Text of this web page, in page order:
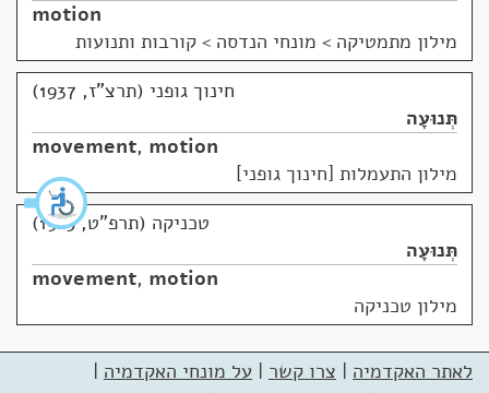
motion
מילון מתמטיקה > מונחי הנדסה > קורבות ותנועות
חינוך גופני (תרצ"ז, 1937)
תְּנוּעָה
movement, motion
מילון התעמלות [חינוך גופני]
טכניקה (תרפ"ט, 1929)
תְּנוּעָה
movement, motion
מילון טכניקה
לאתר האקדמיה | צרו קשר | על מונחי האקדמיה |